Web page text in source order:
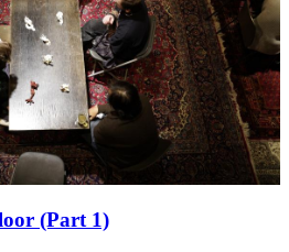
(Part 1)